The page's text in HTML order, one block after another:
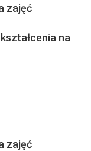
zajęć
na
zajęć